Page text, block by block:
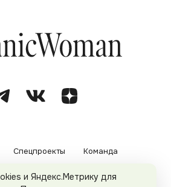
Спецпроекты Команда
Политика конфиденциальности
и Яндекс.Метрику для